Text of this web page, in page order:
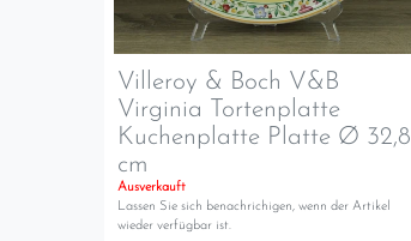
Villeroy & Boch V&B
Virginia Tortenplatte
Kuchenplatte Platte Ø 32,8
cm
Ausverkauft
Lassen Sie sich benachrichigen, wenn der Artikel
wieder verfügbar ist.